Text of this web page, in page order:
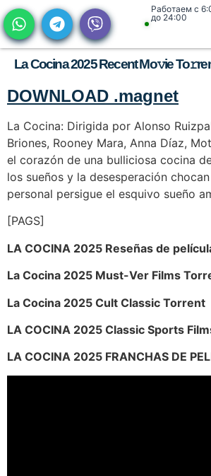
Работаем с
до 24:00
La Cocina 2025 Recent Mo𝚟ie
DOWNLOAD .magnet
La Cocina: Dirigida por Alonso
Briones, Rooney Mara, Anna Díaz,
el corazón de una bulliciosa cocina
los sueños y la desesperación
personal persigue el esquivo sueño
[PAGS]
LA COCINA 2025 Reseñas de
La Cocina 2025 Must-Ver Films
La Cocina 2025 Cult Classic Torrent
LA COCINA 2025 Classic Sports
LA COCINA 2025 FRANCHAS DE